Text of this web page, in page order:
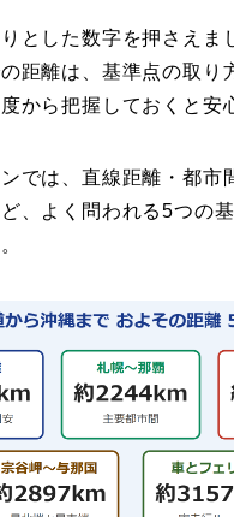
とした数字を押さえま
距離は、基準点の取り
から把握しておくと安
では、直線距離・都市
、よく問われる5つの